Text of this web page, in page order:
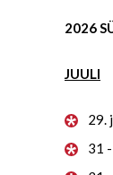
2026
JUULI
29.
31